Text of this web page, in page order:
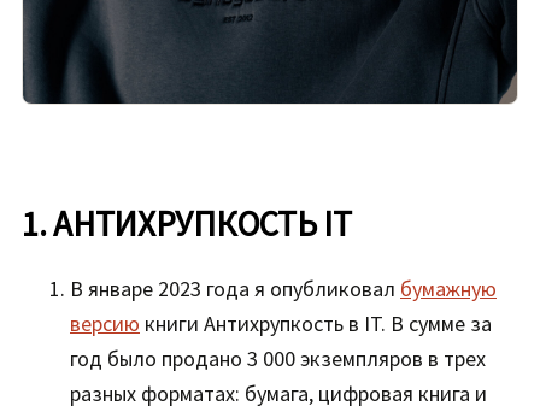
1. АНТИХРУПКОСТЬ IT
В январе 2023 года я опубликовал бумажную
версию книги Антихрупкость в IT. В сумме за
год было продано 3 000 экземпляров в трех
разных форматах: бумага, цифровая книга и